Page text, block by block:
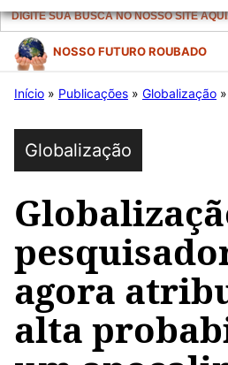
for:
Pular
para
conteúdo
NOSSO FUTURO ROUBADO
Início » Publicações » Globalização »
Globalização
agora
alta